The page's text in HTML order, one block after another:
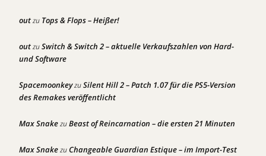
outzu Tops & Flops – Heißer!
outzuSwitch & Switch 2 – aktuelle Verkaufszahlen von Hard-
und Software
SpacemoonkeyzuSilent Hill 2 – Patch 1.07 für die PS5-Version
des Remakes veröffentlicht
Max SnakezuBeast of Reincarnation – die ersten 21 Minuten
Max SnakezuChangeable Guardian Estique – im Import-Test